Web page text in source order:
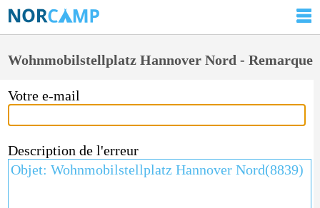
Wohnmobilstellplatz Hannover Nord - Remarque
Votre e-mail
Description de l'erreur